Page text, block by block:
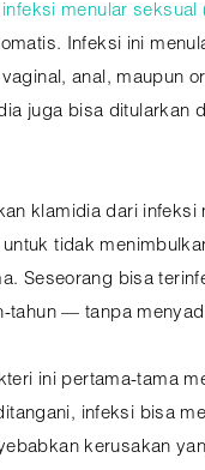
infeksi menular seksual
Infeksi ini
anal, maupun
juga bisa ditularkan
klamidia dari infeksi
tidak
Seseorang bisa
tahun — tanpa
ini pertama-tama
infeksi bisa
kerusakan